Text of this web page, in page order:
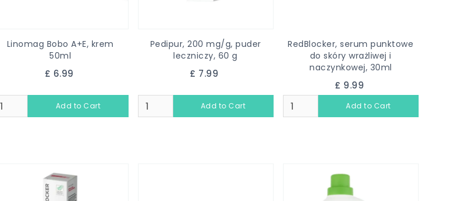
Linomag Bobo A+E, krem
50ml
£ 6.99
Pedipur, 200 mg/g, puder
leczniczy, 60 g
£ 7.99
RedBlocker, serum punktowe
do skóry wrażliwej i
naczynkowej, 30ml
£ 9.99